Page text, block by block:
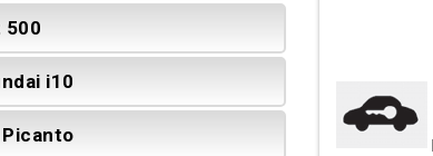
500
i10
Picanto